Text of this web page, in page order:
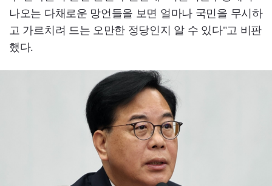
나오는 다채로운 망언들을 보면 얼마나 국민을 무시하
고 가르치려 드는 오만한 정당인지 알 수 있다"고 비판
했다.